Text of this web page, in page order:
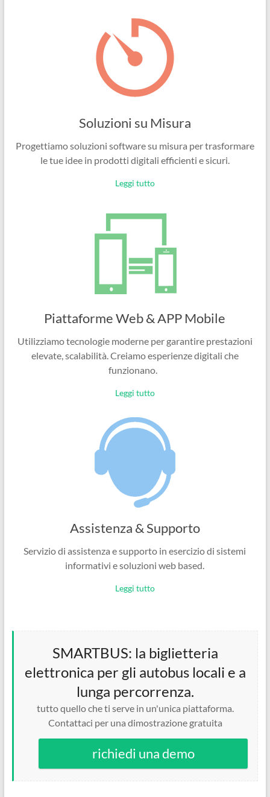
Soluzioni su Misura
Progettiamo soluzioni software su misura per trasformare
le tue idee in prodotti digitali efficienti e sicuri.
Leggi tutto
Piattaforme Web & APP Mobile
Utilizziamo tecnologie moderne per garantire prestazioni
elevate, scalabilità. Creiamo esperienze digitali che
funzionano.
Leggi tutto
Assistenza & Supporto
Servizio di assistenza e supporto in esercizio di sistemi
informativi e soluzioni web based.
Leggi tutto
SMARTBUS: la biglietteria
elettronica per gli autobus locali e a
lunga percorrenza.
tutto quello che ti serve in un'unica piattaforma.
Contattaci per una dimostrazione gratuita
richiedi una demo